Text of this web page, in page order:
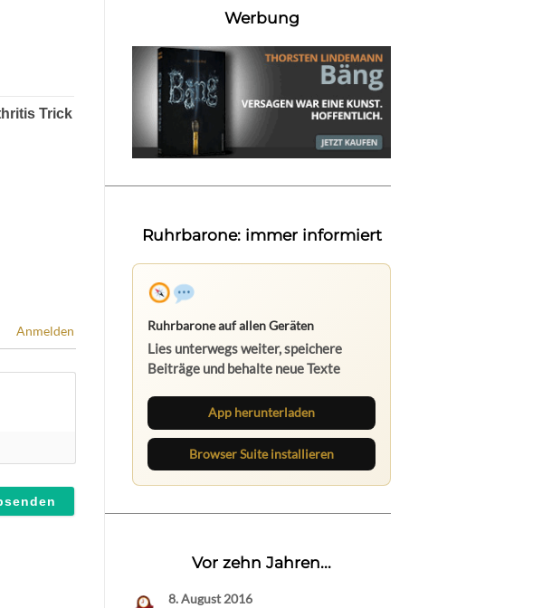
Anmelden
Werbung
Ruhrbarone: immer informiert
Ruhrbarone auf allen Geräten
Lies unterwegs weiter, speichere
Beiträge und behalte neue Texte
App herunterladen
Browser Suite installieren
Vor zehn Jahren...
8. August 2016